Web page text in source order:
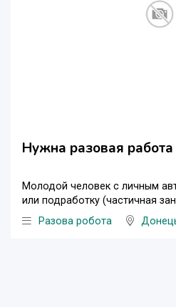
Нужна разовая работа
Молодой человек с личным
или подработку (частичная
Разова робота